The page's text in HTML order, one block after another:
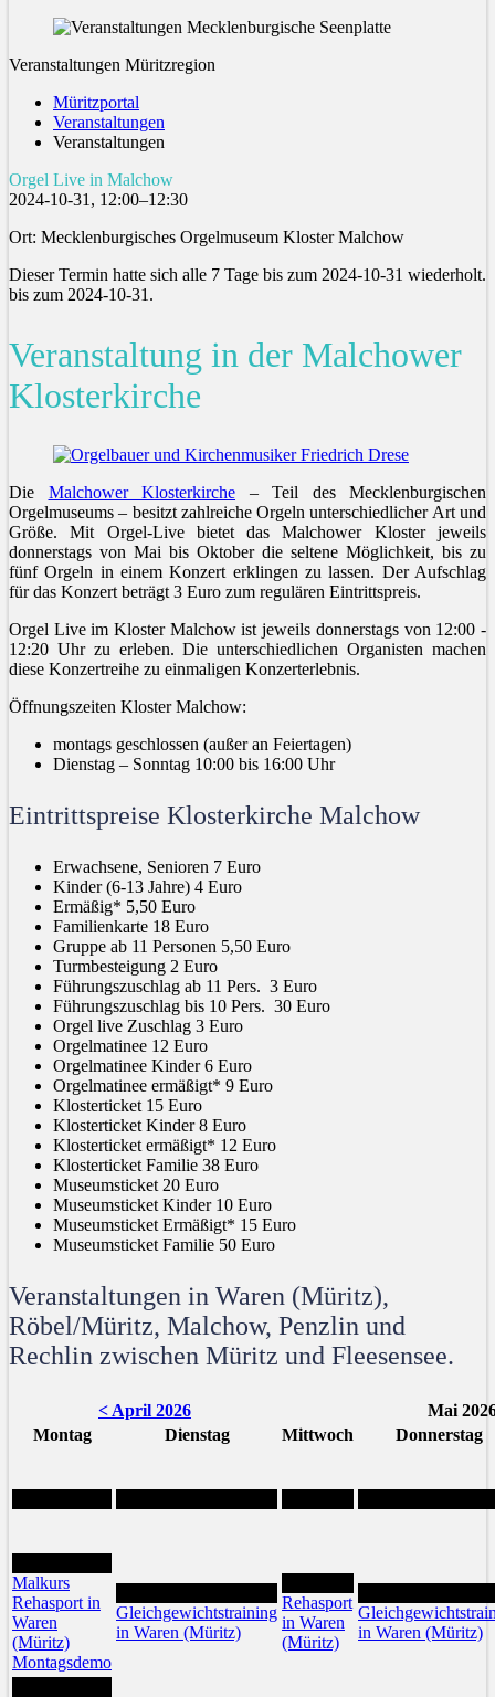
Veranstaltungen Müritzregion
Müritzportal
Veranstaltungen
Veranstaltungen
Orgel Live in Malchow
2024-10-31, 12:00–12:30
Ort: Mecklenburgisches Orgelmuseum Kloster Malchow
Dieser Termin hatte sich alle 7 Tage bis zum 2024-10-31 wiederholt.
bis zum 2024-10-31.
Veranstaltung in der Malchower
Klosterkirche
Die Malchower Klosterkirche – Teil des Mecklenburgischen
Orgelmuseums – besitzt zahlreiche Orgeln unterschiedlicher Art und
Größe. Mit Orgel-Live bietet das Malchower Kloster jeweils
donnerstags von Mai bis Oktober die seltene Möglichkeit, bis zu
fünf Orgeln in einem Konzert erklingen zu lassen. Der Aufschlag
für das Konzert beträgt 3 Euro zum regulären Eintrittspreis.
Orgel Live im Kloster Malchow ist jeweils donnerstags von 12:00 -
12:20 Uhr zu erleben. Die unterschiedlichen Organisten machen
diese Konzertreihe zu einmaligen Konzerterlebnis.
Öffnungszeiten Kloster Malchow:
montags geschlossen (außer an Feiertagen)
Dienstag – Sonntag 10:00 bis 16:00 Uhr
Eintrittspreise Klosterkirche Malchow
Erwachsene, Senioren 7 Euro
Kinder (6-13 Jahre) 4 Euro
Ermäßig* 5,50 Euro
Familienkarte 18 Euro
Gruppe ab 11 Personen 5,50 Euro
Turmbesteigung 2 Euro
Führungszuschlag ab 11 Pers. 3 Euro
Führungszuschlag bis 10 Pers. 30 Euro
Orgel live Zuschlag 3 Euro
Orgelmatinee 12 Euro
Orgelmatinee Kinder 6 Euro
Orgelmatinee ermäßigt* 9 Euro
Klosterticket 15 Euro
Klosterticket Kinder 8 Euro
Klosterticket ermäßigt* 12 Euro
Klosterticket Familie 38 Euro
Museumsticket 20 Euro
Museumsticket Kinder 10 Euro
Museumsticket Ermäßigt* 15 Euro
Museumsticket Familie 50 Euro
Veranstaltungen in Waren (Müritz),
Röbel/Müritz, Malchow, Penzlin und
Rechlin zwischen Müritz und Fleesensee.
< April 2026
Mai
Montag
Dienstag Mittwoch Donnerstag
Malkurs
Rehasport in
Waren
(Müritz)
Montagsdemo
Gleichgewichtstraining
in Waren (Müritz)
Rehasport
in Waren
(Müritz)
in Waren (Müritz)